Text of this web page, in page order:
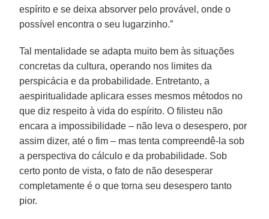
espírito e se deixa absorver pelo provável, onde o
possível encontra o seu lugarzinho.”
Tal mentalidade se adapta muito bem às situações
concretas da cultura, operando nos limites da
perspicácia e da probabilidade. Entretanto, a
aespiritualidade aplicara esses mesmos métodos no
que diz respeito à vida do espírito. O filisteu não
encara a impossibilidade – não leva o desespero, por
assim dizer, até o fim – mas tenta compreendê-la sob
a perspectiva do cálculo e da probabilidade. Sob
certo ponto de vista, o fato de não desesperar
completamente é o que torna seu desespero tanto
pior.